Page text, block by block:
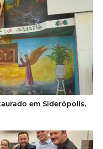
em Siderópolis,